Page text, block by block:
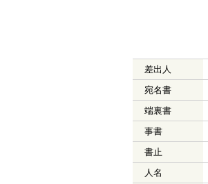
差出人
宛名書
端裏書
事書
書止
人名